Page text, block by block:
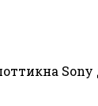
Sony